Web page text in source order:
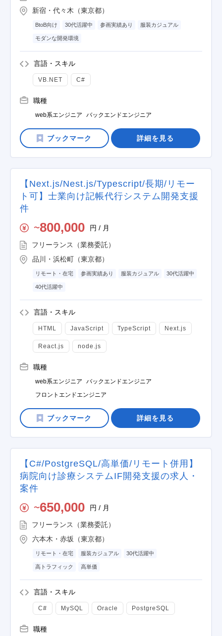
新宿・代々木（東京都）
BtoB向け 30代活躍中 参画実績あり 服装カジュアル
モダンな開発環境
言語・スキル
VB.NET C#
職種
web系エンジニア バックエンドエンジニア
詳細を見る
【Next.js/Nest.js/Typescript/長期/リモー
ト可】士業向け記帳代行システム開発支援
件
〜800,000 円 / 月
フリーランス（業務委託）
品川・浜松町（東京都）
リモート・在宅 参画実績あり 服装カジュアル 30代活躍中
40代活躍中
言語・スキル
HTML JavaScript TypeScript Next.js
React.js node.js
職種
web系エンジニア
バックエンドエンジニア
フロントエンドエンジニア
詳細を見る
【C#/PostgreSQL/高単価/リモート併用】
病院向け診療システムIF開発支援の求人・
案件
〜650,000 円 / 月
フリーランス（業務委託）
六本木・赤坂（東京都）
リモート・在宅 服装カジュアル 30代活躍中
高トラフィック 高単価
言語・スキル
C# MySQL Oracle PostgreSQL
職種